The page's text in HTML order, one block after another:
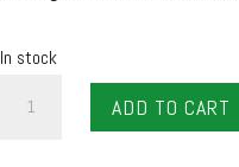
In stock
ADD TO CART